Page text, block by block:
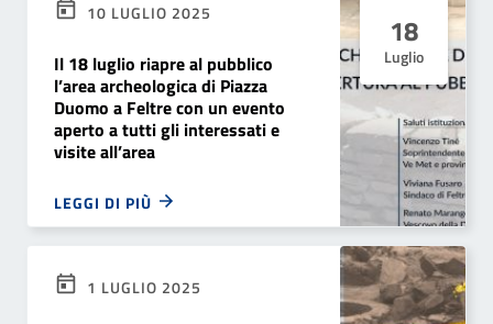
18
Luglio
10 LUGLIO 2025
Il 18 luglio riapre al pubblico
l’area archeologica di Piazza
Duomo a Feltre con un evento
aperto a tutti gli interessati e
visite all’area
LEGGI DI PIÙ
1 LUGLIO 2025